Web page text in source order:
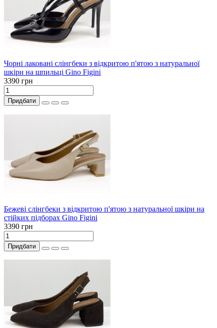
Чорні лаковані слінгбеки з відкритою п'ятою з натуральної
шкіри на шпильці Gino Figini
3390 грн
Придбати
Бежеві слінгбеки з відкритою п'ятою з натуральної шкіри на
стійких підборах Gino Figini
3390 грн
Придбати